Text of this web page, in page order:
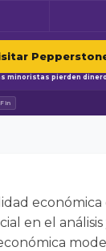
minoristas pierden
económica
en el análisis